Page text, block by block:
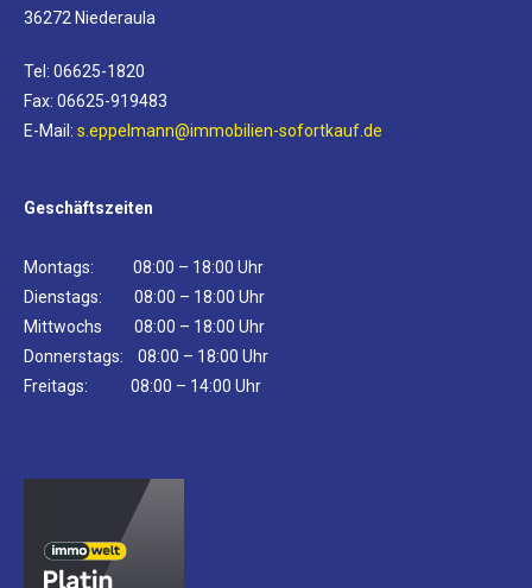
36272 Niederaula
Tel: 06625-1820
Fax: 06625-919483
E-Mail: s.eppelmann@immobilien-sofortkauf.de
Geschäftszeiten
Montags: 08:00 – 18:00 Uhr
Dienstags: 08:00 – 18:00 Uhr
Mittwochs 08:00 – 18:00 Uhr
Donnerstags: 08:00 – 18:00 Uhr
Freitags: 08:00 – 14:00 Uhr